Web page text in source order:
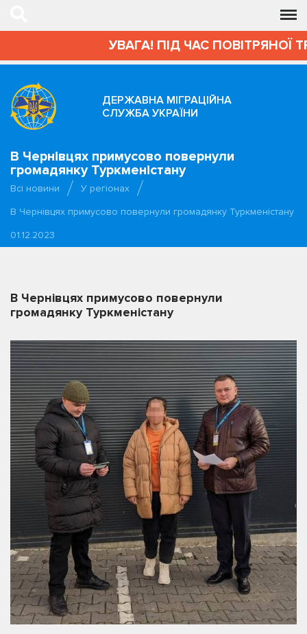
УВАГА! ПІД ЧАС ПОВІТРЯНОЇ
ДЕРЖАВНА МІГРАЦІЙНА
СЛУЖБА УКРАЇНИ
В Чернівцях примусово повернули
громадянку Туркменістану
Всі новини
У регіонах
В Чернівцях примусово повернули громадянку Туркменістану
01.12.2023
В Чернівцях примусово повернули
громадянку Туркменістану